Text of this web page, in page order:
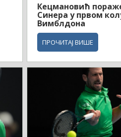
Кецмановић
Синера у првом
Вимблдона
ПРОЧИТАЈ ВИШЕ